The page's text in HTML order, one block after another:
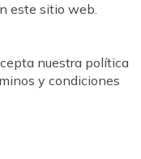
este sitio web.
nuestra política
y condiciones